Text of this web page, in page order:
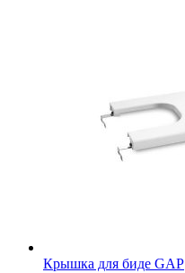
Крышка для биде GAP